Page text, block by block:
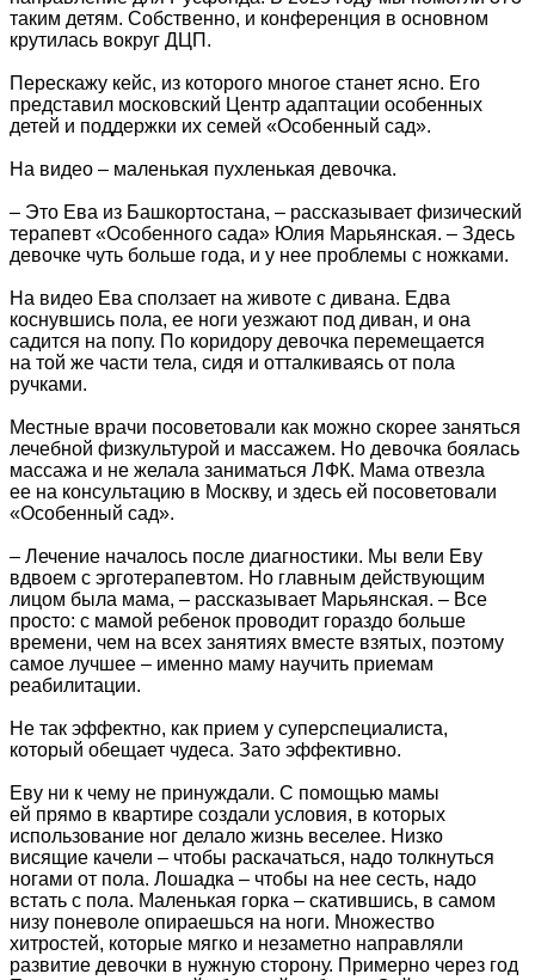
таким детям. Собственно, и конференция в основном
крутилась вокруг ДЦП.
Перескажу кейс, из которого многое станет ясно. Его
представил московский Центр адаптации особенных
детей и поддержки их семей «Особенный сад».
На видео – маленькая пухленькая девочка.
– Это Ева из Башкортостана, – рассказывает физический
терапевт «Особенного сада» Юлия Марьянская. – Здесь
девочке чуть больше года, и у нее проблемы с ножками.
На видео Ева сползает на животе с дивана. Едва
коснувшись пола, ее ноги уезжают под диван, и она
садится на попу. По коридору девочка перемещается
на той же части тела, сидя и отталкиваясь от пола
ручками.
Местные врачи посоветовали как можно скорее заняться
лечебной физкультурой и массажем. Но девочка боялась
массажа и не желала заниматься ЛФК. Мама отвезла
ее на консультацию в Москву, и здесь ей посоветовали
«Особенный сад».
– Лечение началось после диагностики. Мы вели Еву
вдвоем с эрготерапевтом. Но главным действующим
лицом была мама, – рассказывает Марьянская. – Все
просто: с мамой ребенок проводит гораздо больше
времени, чем на всех занятиях вместе взятых, поэтому
самое лучшее – именно маму научить приемам
реабилитации.
Не так эффектно, как прием у суперспециалиста,
который обещает чудеса. Зато эффективно.
Еву ни к чему не принуждали. С помощью мамы
ей прямо в квартире создали условия, в которых
использование ног делало жизнь веселее. Низко
висящие качели – чтобы раскачаться, надо толкнуться
ногами от пола. Лошадка – чтобы на нее сесть, надо
встать с пола. Маленькая горка – скатившись, в самом
низу поневоле опираешься на ноги. Множество
хитростей, которые мягко и незаметно направляли
развитие девочки в нужную сторону. Примерно через год